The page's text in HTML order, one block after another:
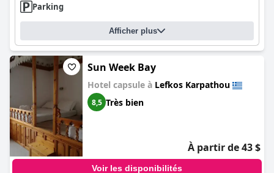
Parking
Afficher plus
Sun Week Bay
Hotel capsule à Lefkos Karpathou
8,5 Très bien
À partir de 43 $
Voir les disponibilités